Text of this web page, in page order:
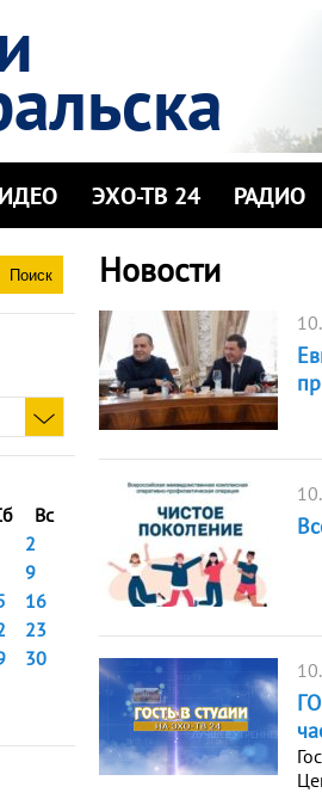
ЭХО-ТВ 24 РАДИО
Вс
2
9
16
23
30
Новости